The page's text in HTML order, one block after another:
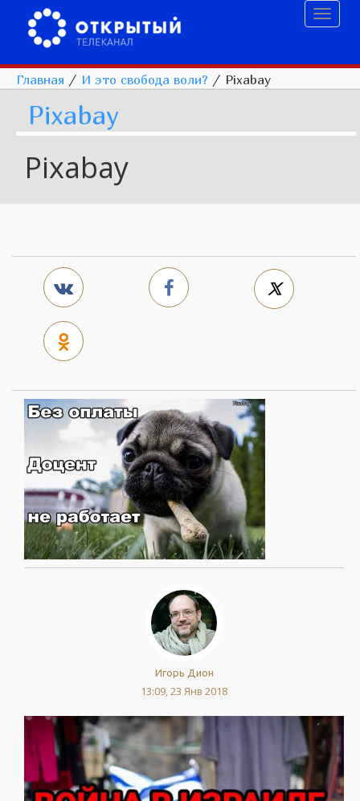
Главная / И это свобода воли? / Pixabay
Pixabay
Pixabay
Игорь Дион
13:09, 23 Янв 2018